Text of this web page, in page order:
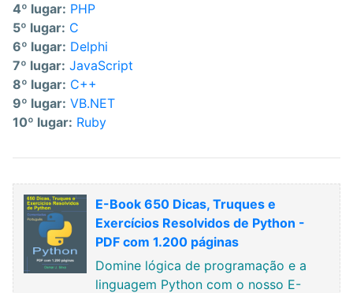
4º lugar: PHP
5º lugar: C
6º lugar: Delphi
7º lugar: JavaScript
8º lugar: C++
9º lugar: VB.NET
10º lugar: Ruby
E-Book 650 Dicas, Truques e
Exercícios Resolvidos de Python -
PDF com 1.200 páginas
Domine lógica de programação e a
linguagem Python com o nosso E-